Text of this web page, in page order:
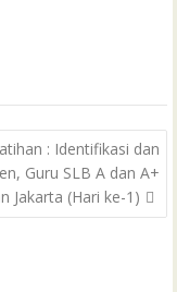
t
a
g
e
e
d
I
n
e
r
e
s
: Identifikasi dan
Guru SLB A dan A+
Jakarta (Hari ke-1)